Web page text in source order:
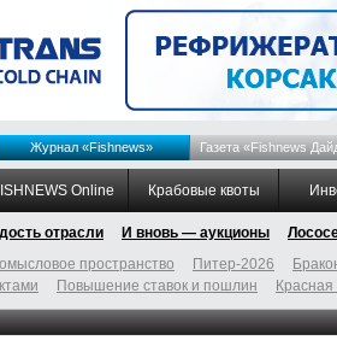
Журнал «Fishnews» Газета «Fishnews
Online Крабовые квоты
отрасли И вновь — аукционы
пространство Питер-2026
Повышение ставок и пошлин